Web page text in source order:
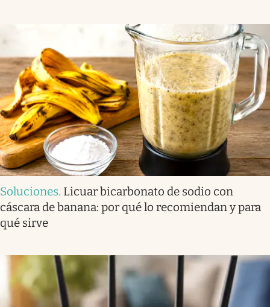
Soluciones. Licuar bicarbonato de sodio con
cáscara de banana: por qué lo recomiendan y para
qué sirve